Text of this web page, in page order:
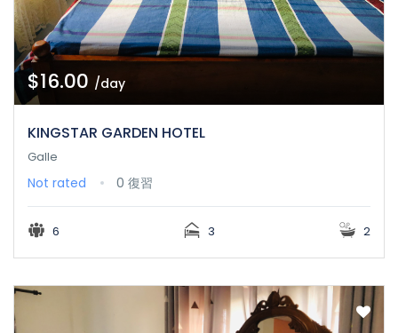
$16.00 /day
KINGSTAR GARDEN HOTEL
Galle
Not rated 0 復習
6 3 2